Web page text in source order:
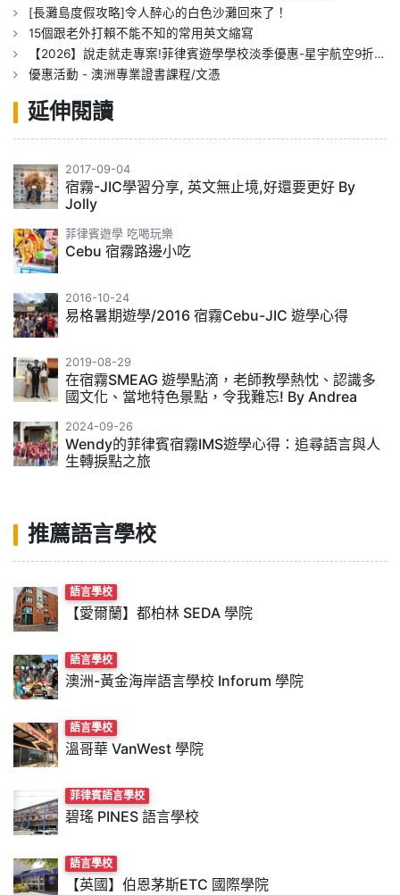
[長灘島度假攻略]令人醉心的白色沙灘回來了！
15個跟老外打賴不能不知的常用英文縮寫
【2026】說走就走專案!菲律賓遊學學校淡季優惠-星宇航空9折訂票折扣專屬
優惠活動 - 澳洲專業證書課程/文憑
延伸閱讀
2017-09-04
宿霧-JIC學習分享, 英文無止境,好還要更好 By
Jolly
菲律賓遊學 吃喝玩樂
Cebu 宿霧路邊小吃
2016-10-24
易格暑期遊學/2016 宿霧Cebu-JIC 遊學心得
2019-08-29
在宿霧SMEAG 遊學點滴，老師教學熱忱、認識多
國文化、當地特色景點，令我難忘! By Andrea
2024-09-26
Wendy的菲律賓宿霧IMS遊學心得：追尋語言與人
生轉捩點之旅
推薦語言學校
語言學校
【愛爾蘭】都柏林 SEDA 學院
語言學校
澳洲-黃金海岸語言學校 Inforum 學院
語言學校
溫哥華 VanWest 學院
菲律賓語言學校
碧瑤 PINES 語言學校
語言學校
【英國】伯恩茅斯ETC 國際學院